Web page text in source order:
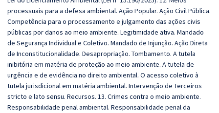
processuais para a defesa ambiental. Ação Popular. Ação Civil Pública.
Competência para o processamento e julgamento das ações civis
públicas por danos ao meio ambiente. Legitimidade ativa. Mandado
de Segurança Individual e Coletivo. Mandado de Injunção. Ação Direta
de Inconstitucionalidade. Desapropriação. Tombamento. A tutela
inibitória em matéria de proteção ao meio ambiente. A tutela de
urgência e de evidência no direito ambiental. O acesso coletivo à
tutela jurisdicional em matéria ambiental. Intervenção de Terceiros
stricto e lato sensu. Recursos. 13. Crimes contra o meio ambiente.
Responsabilidade penal ambiental. Responsabilidade penal da